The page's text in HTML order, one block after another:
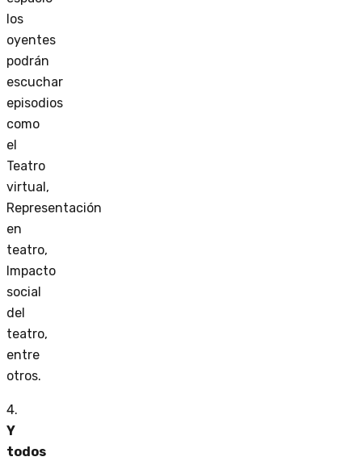
los
oyentes
podrán
escuchar
episodios
como
el
Teatro
virtual,
Representación
en
teatro,
Impacto
social
del
teatro,
entre
otros.
4.
Y
todos